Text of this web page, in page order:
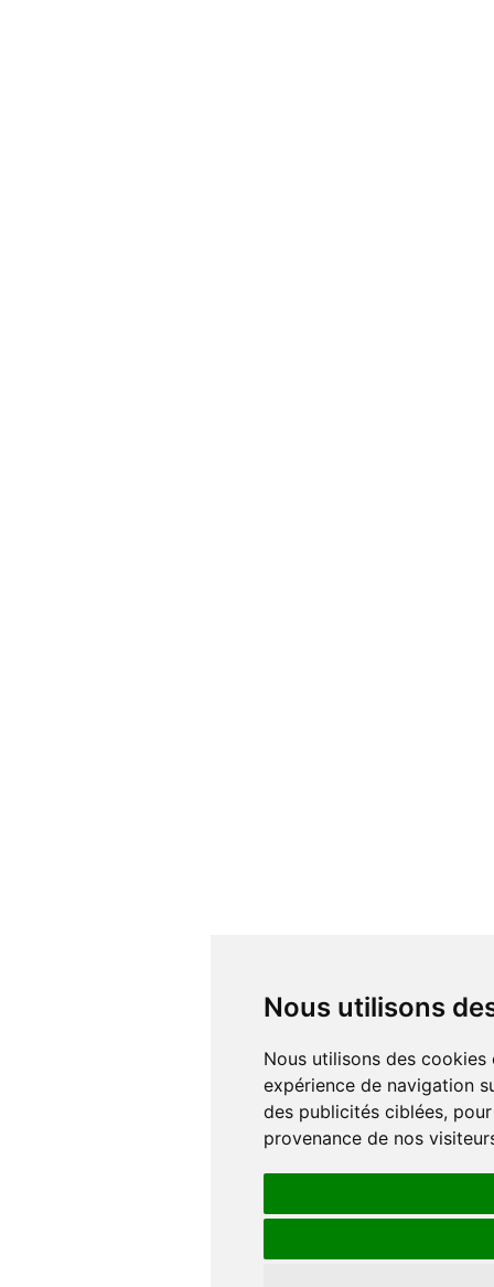
Nous utilisons
Nous utilisons des cookies et d'autres technologies de suivi pour améliorer votre
expérience de navigation
des publicités ciblées,
provenance de nos